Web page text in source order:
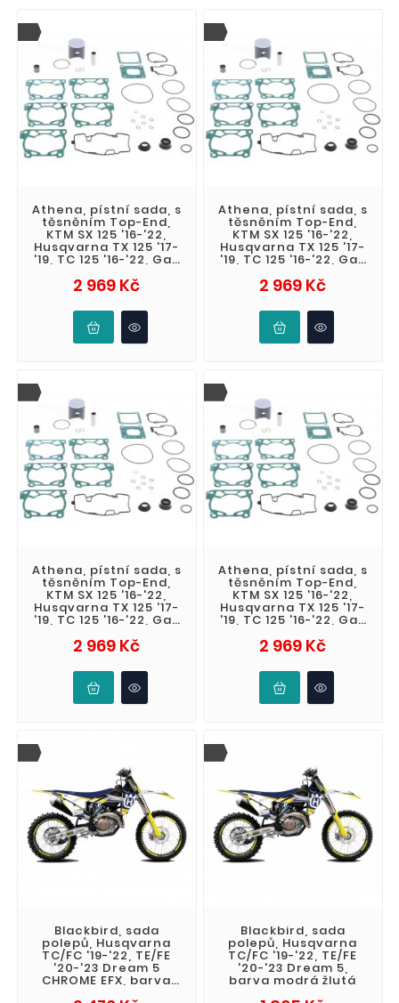
Athena, pístní sada, s
těsněním Top-End,
KTM SX 125 '16-'22,
Husqvarna TX 125 '17-
'19, TC 125 '16-'22, Gas
2 969 KčCena
Athena, pístní sada, s
těsněním Top-End,
KTM SX 125 '16-'22,
Husqvarna TX 125 '17-
'19, TC 125 '16-'22, Gas
2 969 KčCena
Athena, pístní sada, s
těsněním Top-End,
KTM SX 125 '16-'22,
Husqvarna TX 125 '17-
'19, TC 125 '16-'22, Gas
2 969 KčCena
Athena, pístní sada, s
těsněním Top-End,
KTM SX 125 '16-'22,
Husqvarna TX 125 '17-
'19, TC 125 '16-'22, Gas
2 969 KčCena
Blackbird, sada
polepů, Husqvarna
TC/FC '19-'22, TE/FE
'20-'23 Dream 5
CHROME EFX, barva
Blackbird, sada
polepů, Husqvarna
TC/FC '19-'22, TE/FE
'20-'23 Dream 5,
barva modrá žlutá